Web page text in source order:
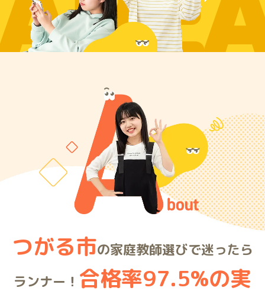
つがる市の家庭教師選びで迷ったら
ランナー！ 合格率97.5%の実